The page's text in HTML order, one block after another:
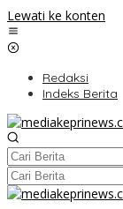
Lewati ke konten
Redaksi
Indeks Berita